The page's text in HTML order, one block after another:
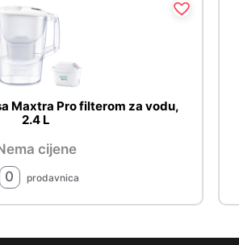
Maxtra Pro filterom za vodu,
2.4 L
cijene
0
prodavnica